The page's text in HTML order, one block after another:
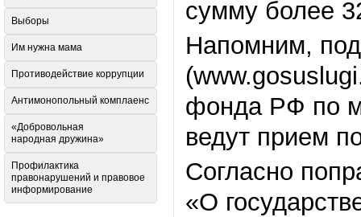
сумму более
Напомним,
фонда РФ по
ведут прием
Согласно
«О
Выборы
Им нужна мама
Противодействие коррупции
Антимонопольный комплаенс
«Добровольная
народная дружина»
Профилактика
правонарушений и правовое
информирование